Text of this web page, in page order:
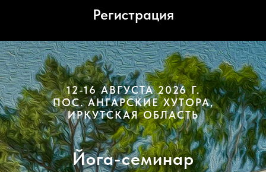
Регистрация
12-16 АВГУСТА 2026 Г.
ПОС. АНГАРСКИЕ ХУТОРА,
ИРКУТСКАЯ ОБЛАСТЬ
Йога-семинар